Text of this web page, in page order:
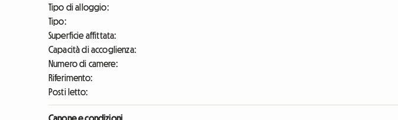
Tipo di alloggio:
Tipo:
Superficie affittata:
Capacità di accoglienza:
Numero di camere:
Riferimento:
Posti letto: